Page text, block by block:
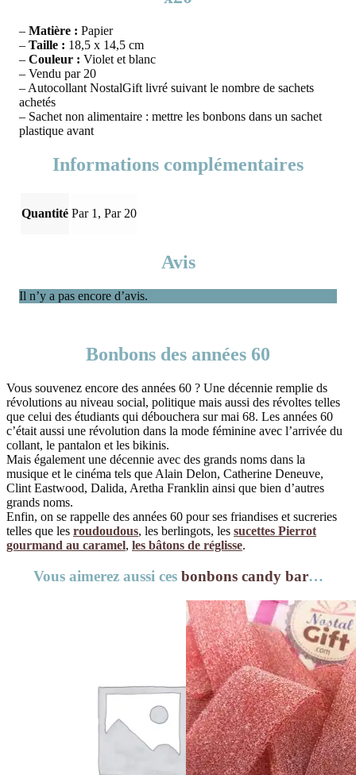
– Matière : Papier
– Taille : 18,5 x 14,5 cm
– Couleur : Violet et blanc
– Vendu par 20
– Autocollant NostalGift livré suivant le nombre de sachets
achetés
– Sachet non alimentaire : mettre les bonbons dans un sachet
plastique avant
Informations complémentaires
Quantité Par 1, Par 20
Avis
Il n’y a pas encore d’avis.
Bonbons des années 60
Vous souvenez encore des années 60 ? Une décennie remplie ds
révolutions au niveau social, politique mais aussi des révoltes telles
que celui des étudiants qui débouchera sur mai 68. Les années 60
c’était aussi une révolution dans la mode féminine avec l’arrivée du
collant, le pantalon et les bikinis.
Mais également une décennie avec des grands noms dans la
musique et le cinéma tels que Alain Delon, Catherine Deneuve,
Clint Eastwood, Dalida, Aretha Franklin ainsi que bien d’autres
grands noms.
Enfin, on se rappelle des années 60 pour ses friandises et sucreries
telles que les roudoudous, les berlingots, les sucettes Pierrot
gourmand au caramel, les bâtons de réglisse.
Vous aimerez aussi ces bonbons candy bar…